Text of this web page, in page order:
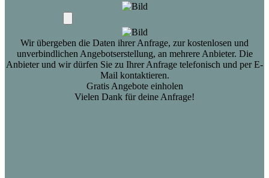
Wir übergeben die Daten ihrer Anfrage, zur kostenlosen und
unverbindlichen Angebotserstellung, an mehrere Anbieter. Die
Anbieter und wir dürfen Sie zu Ihrer Anfrage telefonisch und per E-
Mail kontaktieren.
Gratis Angebote einholen
Vielen Dank für deine Anfrage!